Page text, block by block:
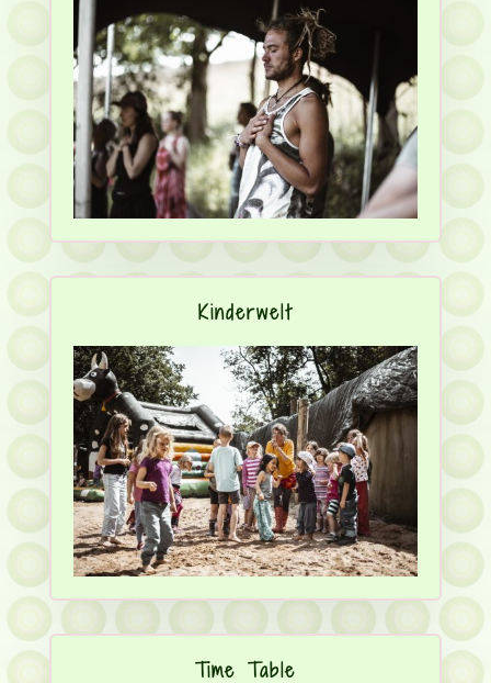
Kinderwelt
Time Table